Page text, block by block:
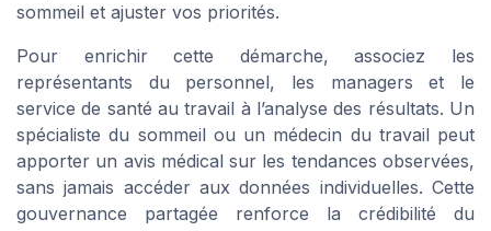
sommeil et ajuster vos priorités.
Pour enrichir cette démarche, associez les
représentants du personnel, les managers et le
service de santé au travail à l’analyse des résultats. Un
spécialiste du sommeil ou un médecin du travail peut
apporter un avis médical sur les tendances observées,
sans jamais accéder aux données individuelles. Cette
gouvernance partagée renforce la crédibilité du